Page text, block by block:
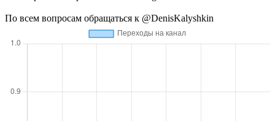
По всем вопросам обращаться к @DenisKalyshkin